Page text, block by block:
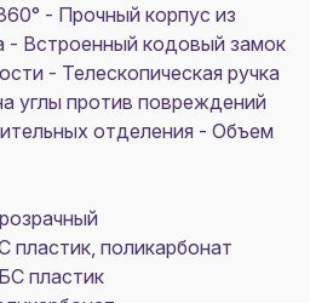
- Прочный корпус из
- Встроенный кодовый замок
- Телескопическая ручка
углы против повреждений
отделения - Объем
поликарбонат
пластик